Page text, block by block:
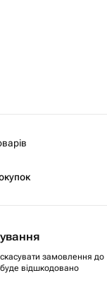
замовлення до
відшкодовано